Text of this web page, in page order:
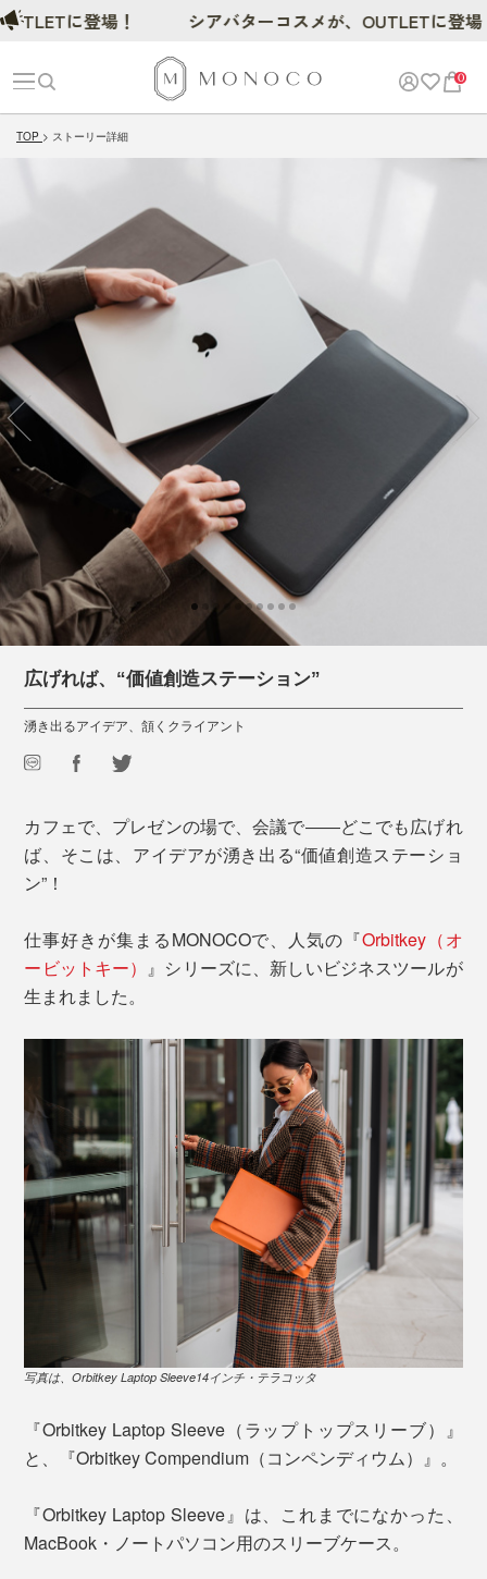
0
TOP ストーリー詳細
広げれば、“価値創造ステーション”
湧き出るアイデア、頷くクライアント
カフェで、プレゼンの場で、会議で――どこでも広げれ
ば、そこは、アイデアが湧き出る“価値創造ステーショ
ン”！
仕事好きが集まるMONOCOで、人気の『Orbitkey（オ
ービットキー）
』シリーズに、新しいビジネスツールが
生まれました。
写真は、Orbitkey Laptop Sleeve14インチ・テラコッタ
『Orbitkey Laptop Sleeve（ラップトップスリーブ）』
と、『Orbitkey Compendium（コンペンディウム）』。
『Orbitkey Laptop Sleeve』は、これまでになかった、
MacBook・ノートパソコン用のスリーブケース。
に登場！ シアバターコスメが、OUTLETに登場！